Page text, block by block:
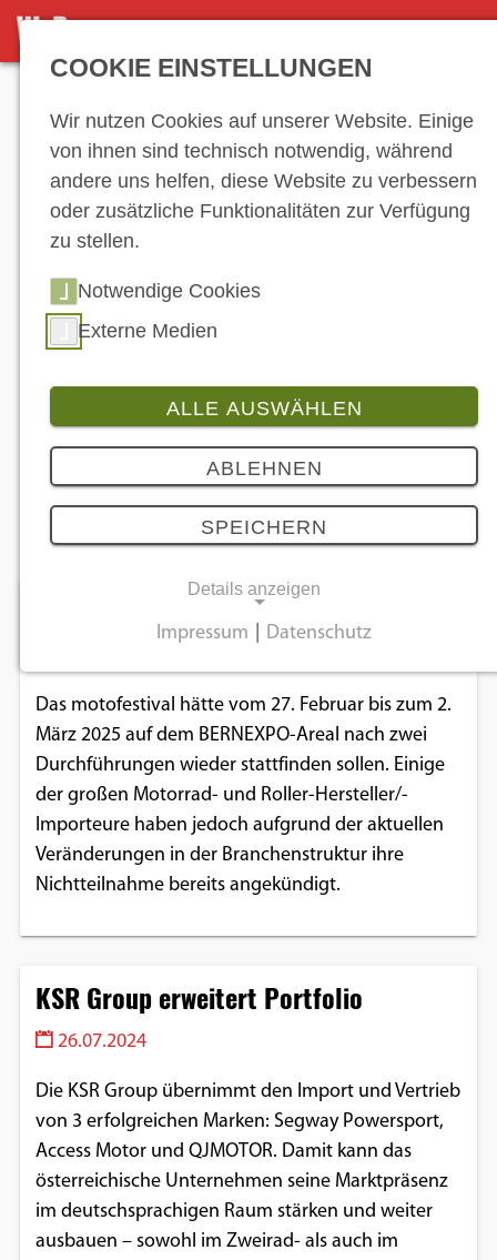
NEWS-ARCHIV
News-Archiv
1 2 3 4 5
12 13 14
29
32 33 34 35
38
39 40 …
Juli 2024
motofestival 2025 abgesagt
Das motofestival hätte vom 27. Februar bis zum 2.
März 2025 auf dem BERNEXPO-Areal nach zwei
Durchführungen wieder stattfinden sollen. Einige
der großen Motorrad- und Roller-Hersteller/-
Importeure haben jedoch aufgrund der aktuellen
Veränderungen in der Branchenstruktur ihre
Nichtteilnahme bereits angekündigt.
KSR Group erweitert Portfolio
26.07.2024
Die KSR Group übernimmt den Import und Vertrieb
von 3 erfolgreichen Marken: Segway Powersport,
Access Motor und QJMOTOR. Damit kann das
österreichische Unternehmen seine Marktpräsenz
im deutschsprachigen Raum stärken und weiter
ausbauen – sowohl im Zweirad- als auch im
COOKIE EINSTELLUNGEN
Wir nutzen Cookies auf unserer Website. Einige
von ihnen sind technisch notwendig, während
andere uns helfen, diese Website zu verbessern
oder zusätzliche Funktionalitäten zur Verfügung
zu stellen.
Notwendige Cookies
Externe Medien
ALLE AUSWÄHLEN
ABLEHNEN
SPEICHERN
Details anzeigen
Notwendige Cookies ermöglichen
grundlegende Funktionen und sind für die
einwandfreie Funktion der Website
erforderlich.
Einverständnis-Cookie
Name:
Dieser Cookie speichert die ausgewählten
Einverständnis-Optionen des Benutzers
1 Jahr
EXTERNE MEDIEN
Um Inhalte von Videoplattformen und
Impressum Datenschutz